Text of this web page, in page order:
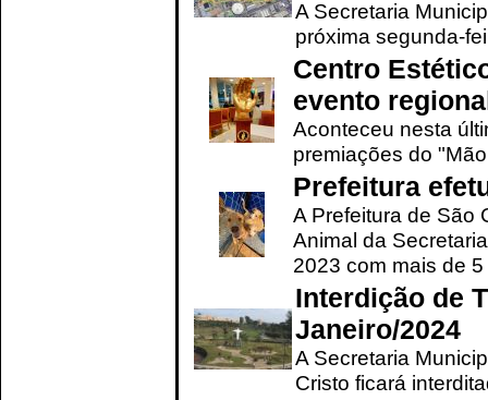
A Secretaria
próxima segunda-
Centro
evento
Aconteceu nesta
premiações do
Prefeitura
A Prefeitura de São
Animal da
2023 com mais de 5
Interdição de
Janeiro/2024
A Secretaria
Cristo ficará